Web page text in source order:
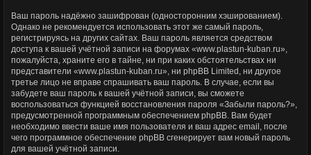
Ваш пароль надёжно зашифрован (односторонним хэшированием).
Однако не рекомендуется использовать этот же самый пароль,
регистрируясь на других сайтах. Ваш пароль является средством
доступа к вашей учётной записи на форумах «www.plastun-kuban.ru»,
пожалуйста, храните его в тайне, ни при каких обстоятельствах ни
представители «www.plastun-kuban.ru», ни phpBB Limited, ни другое
третье лицо не вправе спрашивать ваш пароль. В случае, если вы
забудете ваш пароль к вашей учётной записи, вы сможете
воспользоваться функцией восстановления пароля «Забыли пароль?»,
предусмотренной программным обеспечением phpBB. Вам будет
необходимо ввести ваше имя пользователя и ваш адрес email, после
чего программное обеспечение phpBB сгенерирует вам новый пароль
для вашей учётной записи.